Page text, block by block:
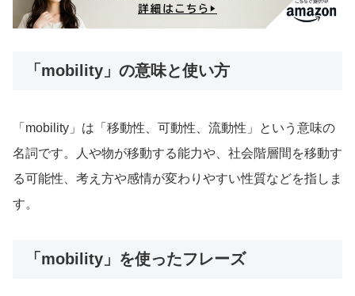
「mobility」の意味と使い方
「mobility」は「移動性、可動性、流動性」という意味の
名詞です。人や物が移動する能力や、社会階層間を移動す
る可能性、考え方や感情が変わりやすい性質などを指しま
す。
「mobility」を使ったフレーズ